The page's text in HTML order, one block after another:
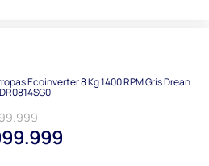
Ecoinverter 8 Kg 1400 RPM Gris Drean